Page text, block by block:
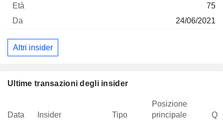
75
24/06/2021
Altri insider
Ultime transazioni degli insider
Data Insider Tipo
Posizione
principale